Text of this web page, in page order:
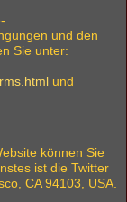
und den
Sie unter:
und
können Sie
ist die Twitter
CA 94103, USA.